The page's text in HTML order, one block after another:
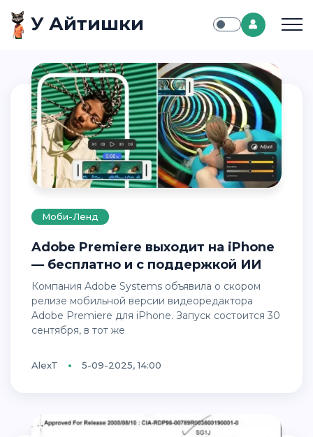
У Айтишки
Моби-Ленд
Adobe Premiere выходит на iPhone
— бесплатно и с поддержкой ИИ
Компания Adobe Systems объявила о скором
релизе мобильной версии видеоредактора
Adobe Premiere для iPhone. Запуск состоится 30
сентября, в тот же
AlexT 5-09-2025, 14:00